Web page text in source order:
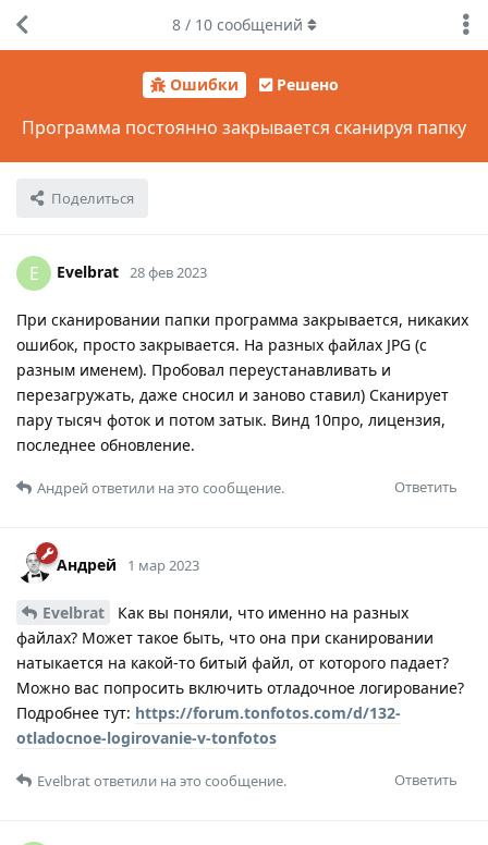
Ошибки Решено
Программа постоянно закрывается сканируя папку
Поделиться
8/ 10сообщений
E Evelbrat 28 фев 2023
При сканировании папки программа закрывается, никаких
ошибок, просто закрывается. На разных файлах JPG (с
разным именем). Пробовал переустанавливать и
перезагружать, даже сносил и заново ставил) Сканирует
пару тысяч фоток и потом затык. Винд 10про, лицензия,
последнее обновление.
Ответить
Андрейответили на это сообщение.
Андрей 1 мар 2023
Evelbrat
Как вы поняли, что именно на разных
файлах? Может такое быть, что она при сканировании
натыкается на какой-то битый файл, от которого падает?
Можно вас попросить включить отладочное логирование?
Подробнее тут: https://forum.tonfotos.com/d/132-
otladocnoe-logirovanie-v-tonfotos
Ответить
Evelbratответили на это сообщение.